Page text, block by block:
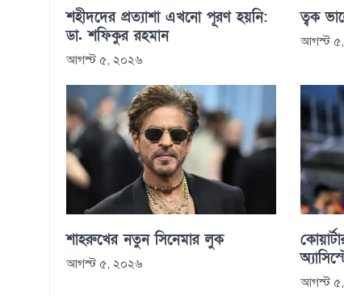
শহীদদের প্রত্যাশা এখনো পূরণ হয়নি:
ডা. শফিকুর রহমান
আগস্ট ৫, ২০২৬
ত্বক
আগস্ট
শাহরুখের নতুন সিনেমার লুক
আগস্ট ৫, ২০২৬
আগস্ট